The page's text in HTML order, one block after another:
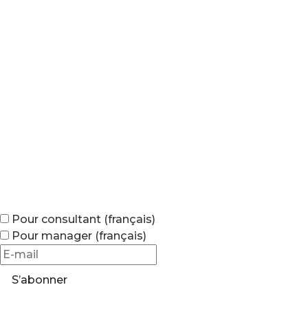
Pour consultant (français)
Pour manager (français)